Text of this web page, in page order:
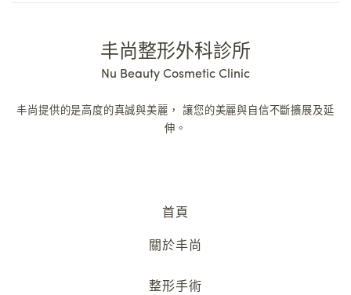
丰尚整形外科診所
Nu Beauty Cosmetic Clinic
丰尚提供的是高度的真誠與美麗，
讓您的美麗與自信不斷擴展及延
伸。
首頁
關於丰尚
整形手術